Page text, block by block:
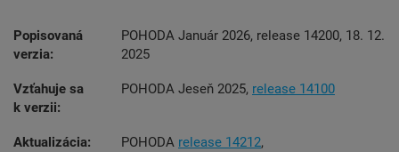
Popisovaná
verzia:
POHODA Január 2026, release 14200, 18. 12.
2025
Vzťahuje sa
k verzii:
POHODA Jeseň 2025, release 14100
Aktualizácia: POHODA release 14212,